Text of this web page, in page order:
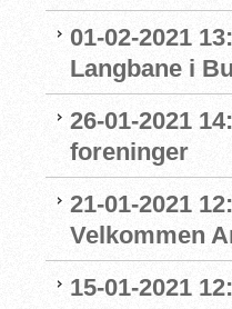
01-02-2021
Langbane i
26-01-2021
foreninger
21-01-2021
Velkommen
15-01-2021